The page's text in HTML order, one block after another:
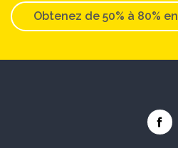
Obtenez de 50% à 80%